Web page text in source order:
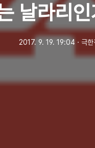
날라리
2017. 9. 19. 19:04 ㆍ 극한